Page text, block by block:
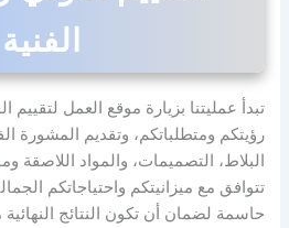
الفنية
تبدأ عمليتنا بزيارة موقع العمل
رؤيتكم ومتطلباتكم، وتقديم المشورة
البلاط، التصميمات، والمواد اللاصقة
تتوافق مع ميزانيتكم واحتياجاتكم
حاسمة لضمان أن تكون النتائج النهائية